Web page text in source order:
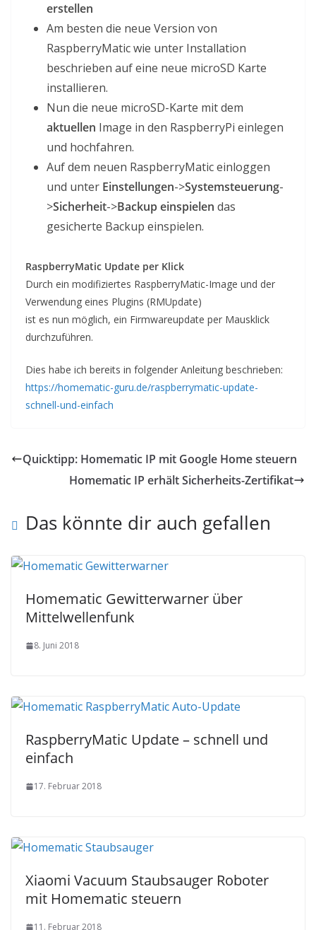
erstellen
Am besten die neue Version von
RaspberryMatic wie unter Installation
beschrieben auf eine neue microSD Karte
installieren.
Nun die neue microSD-Karte mit dem
aktuellen Image in den RaspberryPi einlegen
und hochfahren.
Auf dem neuen RaspberryMatic einloggen
und unter Einstellungen->Systemsteuerung-
>Sicherheit->Backup einspielen das
gesicherte Backup einspielen.
RaspberryMatic Update per Klick
Durch ein modifiziertes RaspberryMatic-Image und der
Verwendung eines Plugins (RMUpdate)
ist es nun möglich, ein Firmwareupdate per Mausklick
durchzuführen.
Dies habe ich bereits in folgender Anleitung beschrieben:
https://homematic-guru.de/raspberrymatic-update-
schnell-und-einfach
Quicktipp: Homematic IP mit Google Home steuern
Homematic IP erhält Sicherheits-Zertifikat
Das könnte dir auch gefallen
Homematic Gewitterwarner über
Mittelwellenfunk
8. Juni 2018
RaspberryMatic Update – schnell und
einfach
17. Februar 2018
Xiaomi Vacuum Staubsauger Roboter
mit Homematic steuern
11. Februar 2018